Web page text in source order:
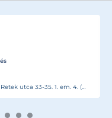
Zoltán
Práter utca 6-8.